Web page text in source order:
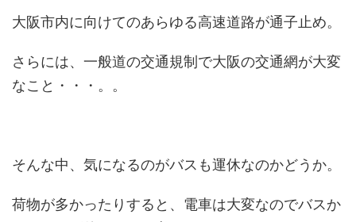
大阪市内に向けてのあらゆる高速道路が通子止め。
さらには、一般道の交通規制で大阪の交通網が大変
なこと・・・。。
そんな中、気になるのがバスも運休なのかどうか。
荷物が多かったりすると、電車は大変なのでバスか